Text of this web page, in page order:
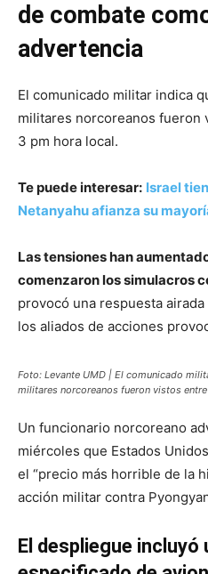
de combate
advertencia
El comunicado militar indica
militares norcoreanos fueron
3 pm hora local.
Te puede interesar: Israel
Netanyahu afianza su
Las tensiones han
comenzaron los simulacros
provocó una respuesta
los aliados de acciones
Foto: Levante UMD | El comunicado
militares norcoreanos fueron vistos
Un funcionario norcoreano
miércoles que Estados
el “precio más horrible de la
acción militar contra
El despliegue incluyó